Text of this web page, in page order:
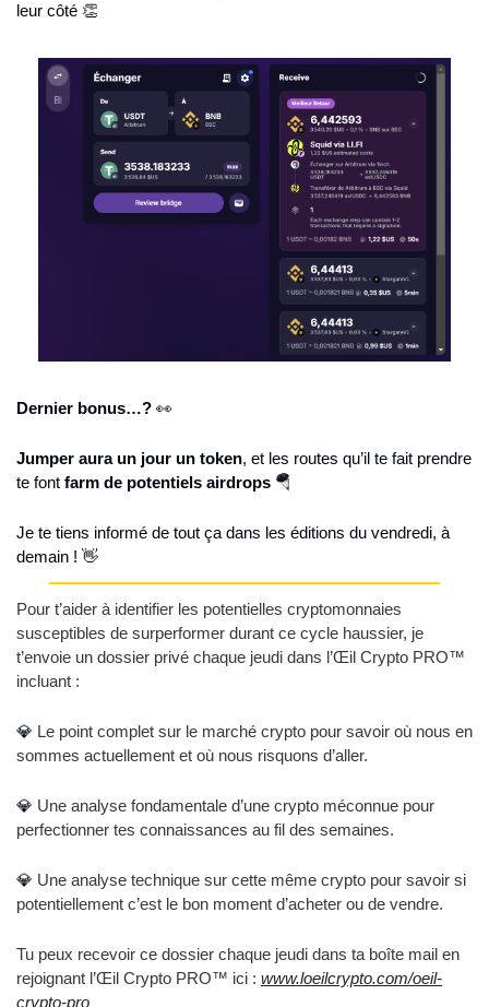
leur côté 👏
Dernier bonus…? 👀
Jumper aura un jour un token, et les routes qu’il te fait prendre
te font farm de potentiels airdrops 🪂
Je te tiens informé de tout ça dans les éditions du vendredi, à
demain ! 👋
Pour t’aider à identifier les potentielles cryptomonnaies
susceptibles de surperformer durant ce cycle haussier, je
t’envoie un dossier privé chaque jeudi dans l’Œil Crypto PRO™
incluant :
💎 Le point complet sur le marché crypto pour savoir où nous en
sommes actuellement et où nous risquons d’aller.
💎 Une analyse fondamentale d’une crypto méconnue pour
perfectionner tes connaissances au fil des semaines.
💎 Une analyse technique sur cette même crypto pour savoir si
potentiellement c’est le bon moment d’acheter ou de vendre.
Tu peux recevoir ce dossier chaque jeudi dans ta boîte mail en
rejoignant l’Œil Crypto PRO™ ici : www.loeilcrypto.com/oeil-
crypto-pro